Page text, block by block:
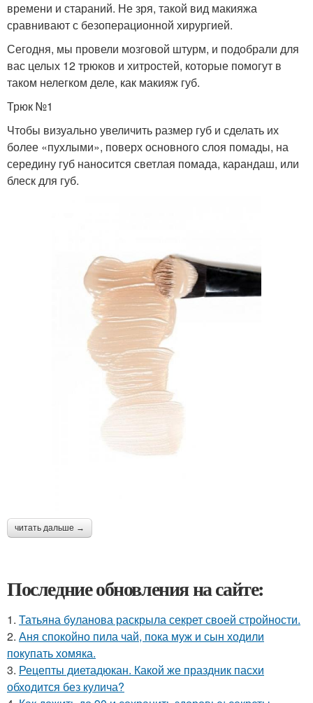
времени и стараний. Не зря, такой вид макияжа
сравнивают с безоперационной хирургией.
Сегодня, мы провели мозговой штурм, и подобрали для
вас целых 12 трюков и хитростей, которые помогут в
таком нелегком деле, как макияж губ.
Трюк №1
Чтобы визуально увеличить размер губ и сделать их
более «пухлыми», поверх основного слоя помады, на
середину губ наносится светлая помада, карандаш, или
блеск для губ.
читать дальше →
Последние обновления на сайте:
1. Татьяна буланова раскрыла секрет своей стройности.
2. Аня спокойно пила чай, пока муж и сын ходили
покупать хомяка.
3. Рецепты диетадюкан. Какой же праздник пасхи
обходится без кулича?